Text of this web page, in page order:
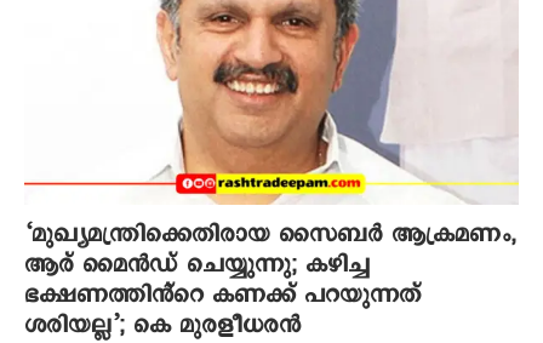
‘മുഖ്യമന്ത്രിക്കെതിരായ സൈബർ ആക്രമണം,
ആര് മൈൻഡ് ചെയ്യുന്നു; കഴിച്ച
ഭക്ഷണത്തിൻ്റെ കണക്ക് പറയുന്നത്
ശരിയല്ല’; കെ മുരളീധരൻ